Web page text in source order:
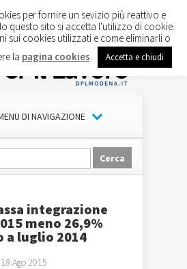
DI NAVIGAZIONE
integrazione
meno 26,9%
a luglio 2014
Ago 2015
per fornire un sevizio più reattivo e
questo sito si accetta l'utilizzo di cookie.
sui cookies utilizzati e come eliminarli o
la pagina cookies Accetta e chiudi